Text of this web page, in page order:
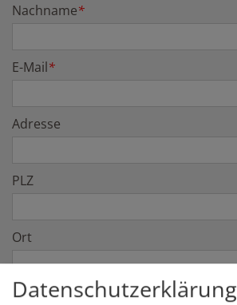
Nachname*
E-Mail*
Adresse
PLZ
Ort
Telefon
Datenschutzerklärung